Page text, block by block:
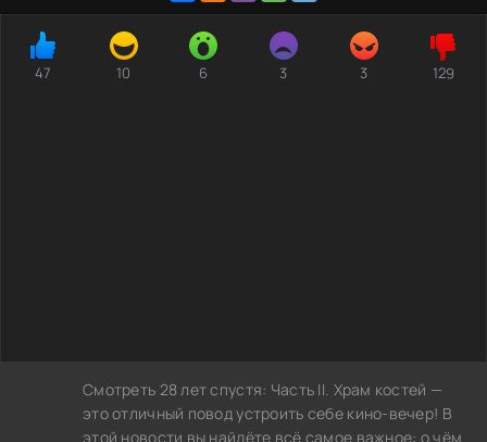
47 10 6 3 3 129
Смотреть 28 лет спустя: Часть II. Храм костей —
это отличный повод устроить себе кино-вечер! В
этой новости вы найдёте всё самое важное: о чём